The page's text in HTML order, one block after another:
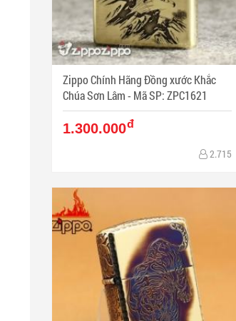
Zippo Chính Hãng Đồng xước Khắc
Chúa Sơn Lâm - Mã SP: ZPC1621
1.300.000đ
2.715